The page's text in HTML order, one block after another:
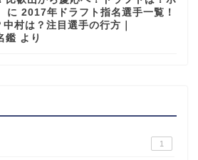
に 2017年ドラフト指名選手一覧！
村は？注目選手の行方｜
鑑 より
1